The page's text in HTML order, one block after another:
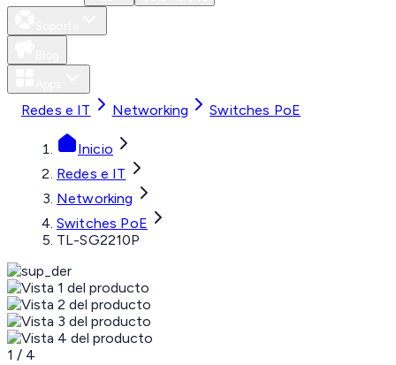
Redes e IT Networking Switches PoE
Inicio
Redes e IT
Networking
Switches PoE
TL-SG2210P
1 / 4